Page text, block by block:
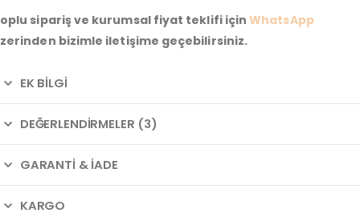
sipariş ve kurumsal fiyat teklifi içinWhatsApp
bizimle iletişime geçebilirsiniz.
EK BILGI
DEĞERLENDIRMELER (3)
GARANTI & İADE
KARGO